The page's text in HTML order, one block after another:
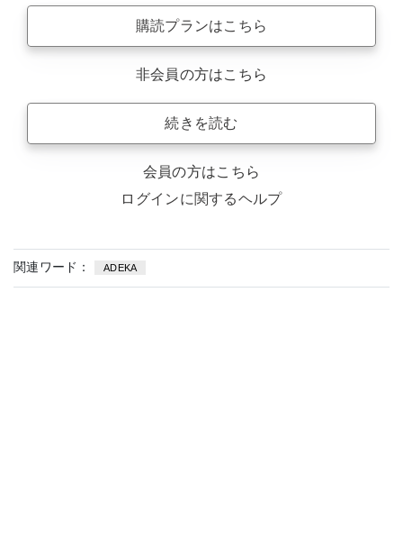
購読プランはこちら
非会員の方はこちら
続きを読む
会員の方はこちら
ログインに関するヘルプ
関連ワード： ADEKA